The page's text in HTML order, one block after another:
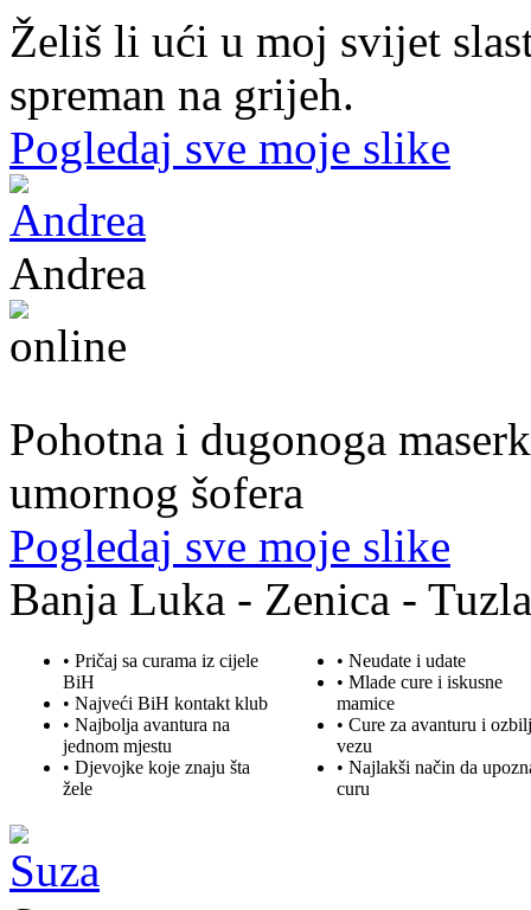
Želiš li ući u moj svijet
spreman na grijeh.
Pogledaj sve moje slike
Andrea
Pohotna i dugonoga
umornog šofera
Pogledaj sve moje slike
Banja Luka - Zenica -
• Pričaj sa curama iz cijele
BiH
• Najveći BiH kontakt klub
• Najbolja avantura na
jednom mjestu
• Djevojke koje znaju šta
žele
• Neudate i udate
• Mlade cure i iskusne
mamice
• Cure za avanturu i
vezu
• Najlakši način da
curu